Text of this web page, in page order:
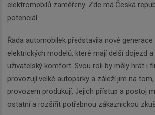
elektromobilů zaměřeny. Zde má Česká
potenciál.
Řada automobilek představila nové generace
elektrických modelů, které mají delší dojezd
uživatelský komfort. Svou roli by měly hrát i
provozují velké autoparky a záleží jim na
provozem produkují. Jejich přístup a postoj
ostatní a rozšířit potřebnou zákaznickou